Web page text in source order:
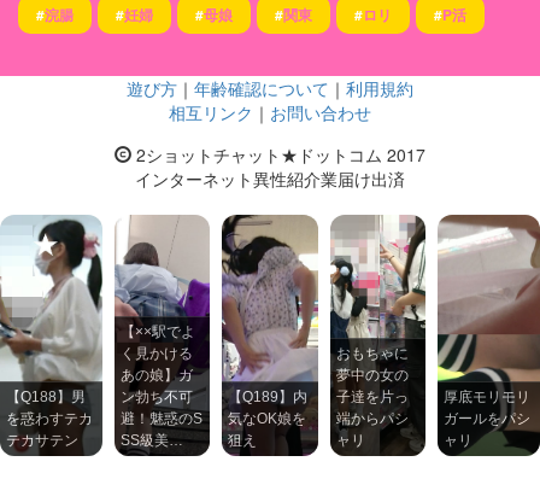
#浣腸 #妊婦 #母娘 #関東 #ロリ #P活
遊び方 ｜ 年齢確認について ｜ 利用規約
相互リンク ｜ お問い合わせ
2ショットチャット★ドットコム 2017
インターネット異性紹介業届け出済
【Q188】男
を惑わすテカ
テカサテン
【××駅でよ
く見かける
あの娘】ガ
ン勃ち不可
避！魅惑のS
SS級美…
【Q189】内
気なOK娘を
狙え
おもちゃに
夢中の女の
子達を片っ
端からパシ
ャリ
厚底モリモリ
ガールをパシ
ャリ